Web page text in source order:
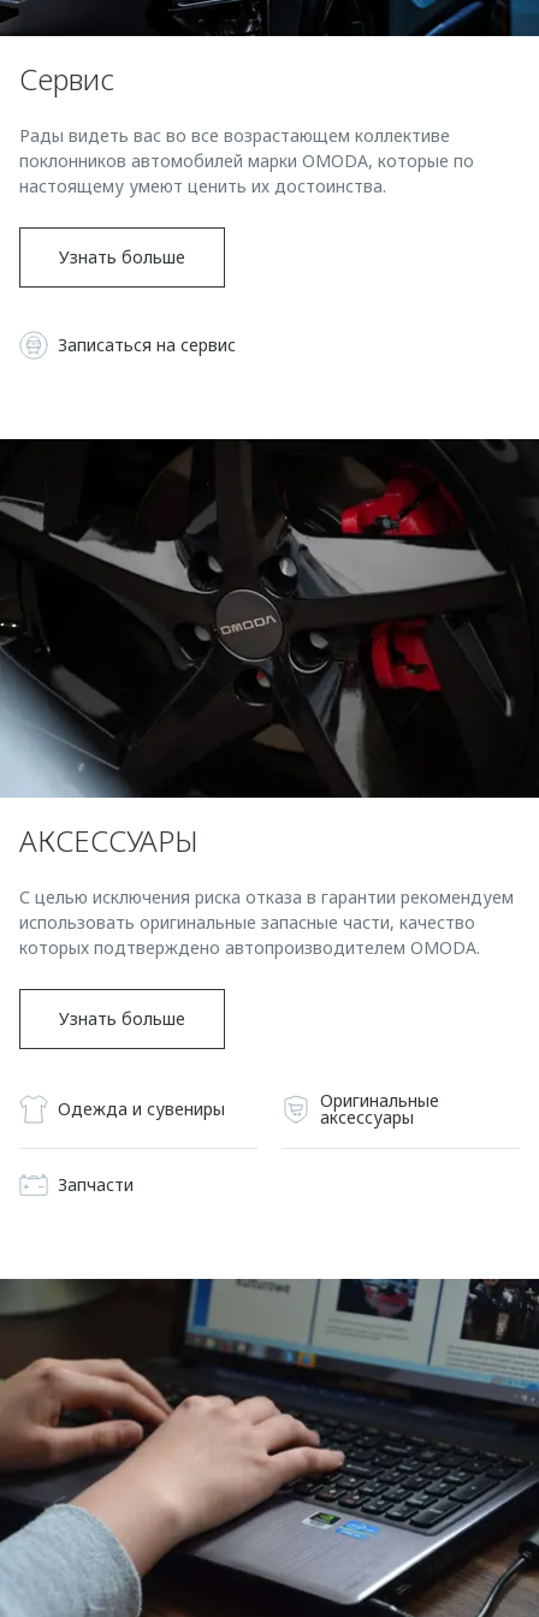
Одежда и сувениры
Оригинальные аксессуары
Запчасти
Руководства по эксплуатации
Клуб владельцев OMODA
Приложение O&J
Запчасти
Обратная связь
Сервис
Рады видеть вас во все возрастающем коллективе
поклонников автомобилей марки OMODA, которые по
настоящему умеют ценить их достоинства.
Узнать больше
Записаться на сервис
АКСЕССУАРЫ
С целью исключения риска отказа в гарантии рекомендуем
использовать оригинальные запасные части, качество
которых подтверждено автопроизводителем OMODA.
Узнать больше
Одежда и сувениры Оригинальные
аксессуары
Запчасти